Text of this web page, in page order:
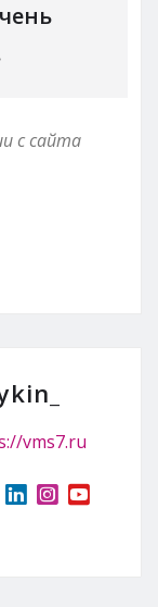
с сайта
vms7.ru